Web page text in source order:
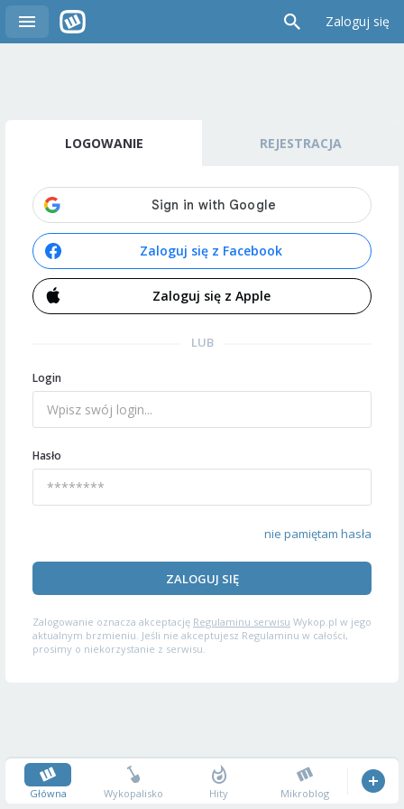
Zaloguj się
LOGOWANIE REJESTRACJA
Zaloguj się z Facebook
Zaloguj się z Apple
LUB
Login
Hasło
nie pamiętam hasła
ZALOGUJ SIĘ
Zalogowanie oznacza akceptację Regulaminu serwisu Wykop.pl w jego
aktualnym brzmieniu. Jeśli nie akceptujesz Regulaminu w całości,
prosimy o niekorzystanie z serwisu.
Główna Wykopalisko Hity Mikroblog